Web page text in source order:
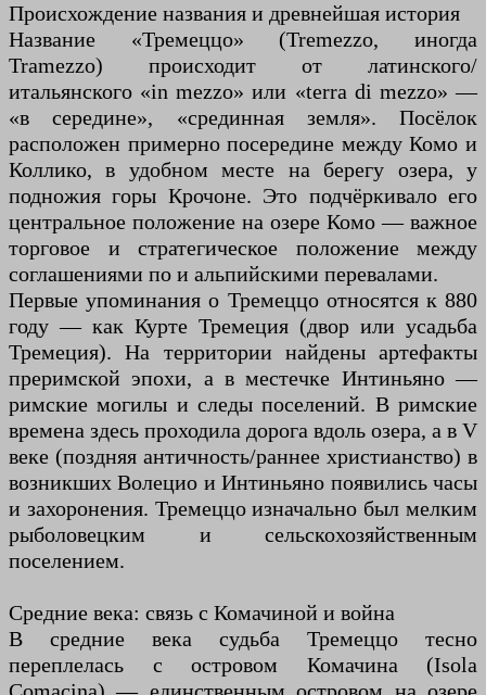
Происхождение названия и древнейшая история
Название «Тремеццо» (Tremezzo, иногда
Tramezzo) происходит от латинского/
итальянского «in mezzo» или «terra di mezzo» —
«в середине», «срединная земля». Посёлок
расположен примерно посередине между Комо и
Коллико, в удобном месте на берегу озера, у
подножия горы Крочоне. Это подчёркивало его
центральное положение на озере Комо — важное
торговое и стратегическое положение между
соглашениями по и альпийскими перевалами.
Первые упоминания о Тремеццо относятся к 880
году — как Курте Тремеция (двор или усадьба
Тремеция). На территории найдены артефакты
преримской эпохи, а в местечке Интиньяно —
римские могилы и следы поселений. В римские
времена здесь проходила дорога вдоль озера, а в V
веке (поздняя античность/раннее христианство) в
возникших Волецио и Интиньяно появились часы
и захоронения. Тремеццо изначально был мелким
рыболовецким и сельскохозяйственным
поселением.
Средние века: связь с Комачиной и война
В средние века судьба Тремеццо тесно
переплелась с островом Комачина (Isola